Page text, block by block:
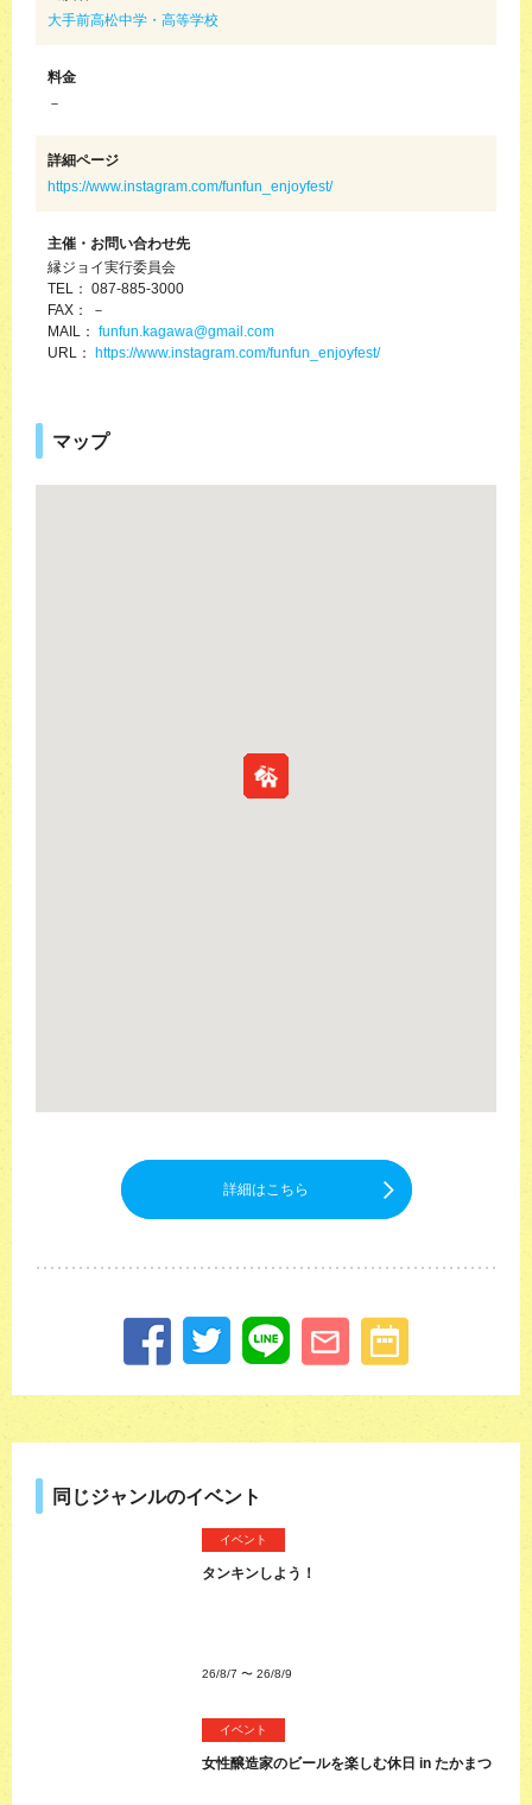
大手前高松中学・高等学校
料金
－
詳細ページ
https://www.instagram.com/funfun_enjoyfest/
主催・お問い合わせ先
縁ジョイ実行委員会
TEL： 087-885-3000
FAX： －
MAIL： funfun.kagawa@gmail.com
URL： https://www.instagram.com/funfun_enjoyfest/
マップ
詳細はこちら
同じジャンルのイベント
イベント
タンキンしよう！
26/8/7 〜 26/8/9
イベント
女性醸造家のビールを楽しむ休日 in たかまつ